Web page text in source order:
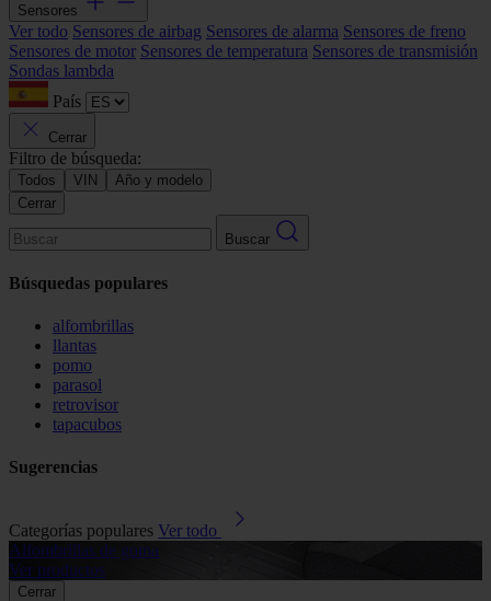
Sensores
Ver todo Sensores de airbag Sensores de alarma Sensores de freno
Sensores de motor Sensores de temperatura Sensores de transmisión
Sondas lambda
País
Cerrar
Filtro de búsqueda:
Todos VIN
Año y modelo
Cerrar
Buscar
Búsquedas populares
alfombrillas
llantas
pomo
parasol
retrovisor
tapacubos
Sugerencias
Categorías populares Ver todo
Alfombrillas de goma
Ver productos
Cerrar